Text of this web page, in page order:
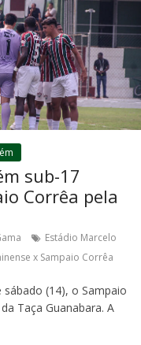
sub-17
Corrêa pela
Estádio Marcelo
x Sampaio Corrêa
(14), o Sampaio
Taça Guanabara. A